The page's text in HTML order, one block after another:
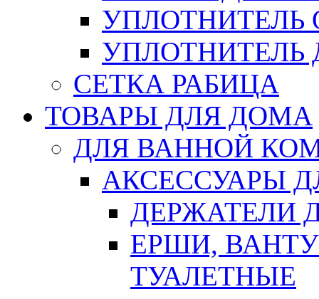
УПЛОТНИТЕЛЬ
СЕТКА РАБИЦА
ТОВАРЫ ДЛЯ ДОМА
ДЛЯ ВАННОЙ
АКСЕССУАРЫ
ДЕРЖАТЕЛИ
ЕРШИ,
ТУАЛЕТНЫЕ